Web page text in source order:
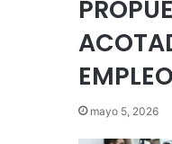
EMPLEO
mayo 5, 2026